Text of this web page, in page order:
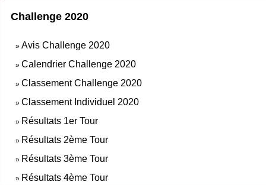
Challenge 2020
» Avis Challenge 2020
» Calendrier Challenge 2020
» Classement Challenge 2020
» Classement Individuel 2020
» Résultats 1er Tour
» Résultats 2ème Tour
» Résultats 3ème Tour
» Résultats 4ème Tour